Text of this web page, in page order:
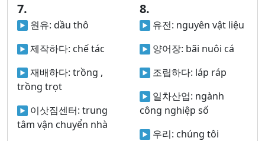
7.
원유: dầu thô
제작하다: chế tác
재배하다: trồng ,
trồng trọt
이삿짐센터: trung
tâm vận chuyển nhà
8.
유전: nguyên vật liệu
양어장: bãi nuôi cá
조립하다: láp ráp
일차산업: ngành
công nghiệp số
우리: chúng tôi